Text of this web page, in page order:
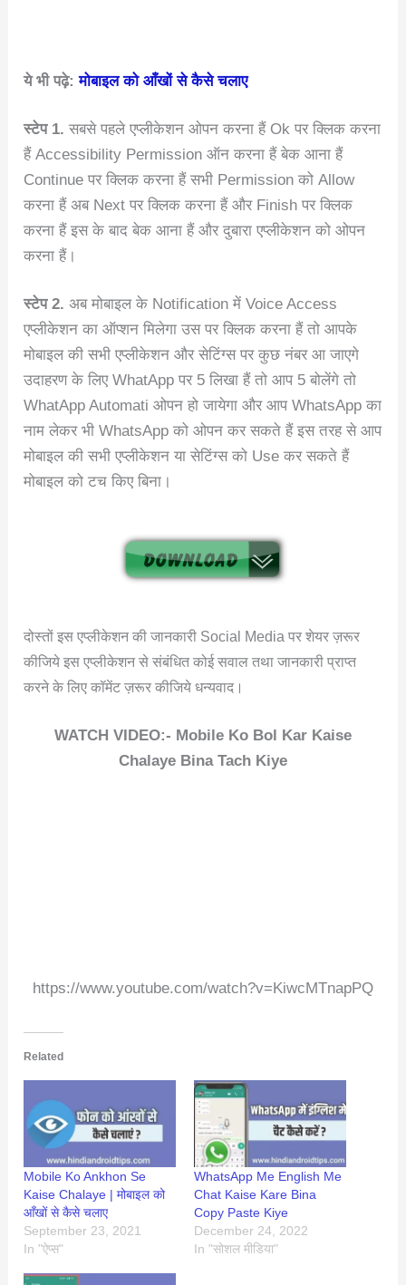
ये भी पढ़े:मोबाइल को आँखों से कैसे चलाए
स्टेप 1. सबसे पहले एप्लीकेशन ओपन करना हैं Ok पर क्लिक करना
हैं Accessibility Permission ऑन करना हैं बेक आना हैं
Continue पर क्लिक करना हैं सभी Permission को Allow
करना हैं अब Next पर क्लिक करना हैं और Finish पर क्लिक
करना हैं इस के बाद बेक आना हैं और दुबारा एप्लीकेशन को ओपन
करना हैं।
स्टेप 2. अब मोबाइल के Notification में Voice Access
एप्लीकेशन का ऑप्शन मिलेगा उस पर क्लिक करना हैं तो आपके
मोबाइल की सभी एप्लीकेशन और सेटिंग्स पर कुछ नंबर आ जाएगे
उदाहरण के लिए WhatApp पर 5 लिखा हैं तो आप 5 बोलेंगे तो
WhatApp Automati ओपन हो जायेगा और आप WhatsApp का
नाम लेकर भी WhatsApp को ओपन कर सकते हैं इस तरह से आप
मोबाइल की सभी एप्लीकेशन या सेटिंग्स को Use कर सकते हैं
मोबाइल को टच किए बिना।
दोस्तों इस एप्लीकेशन की जानकारी Social Media पर शेयर ज़रूर
कीजिये इस एप्लीकेशन से संबंधित कोई सवाल तथा जानकारी प्राप्त
करने के लिए कॉमेंट ज़रूर कीजिये धन्यवाद।
WATCH VIDEO:- Mobile Ko Bol Kar Kaise
Chalaye Bina Tach Kiye
https://www.youtube.com/watch?v=KiwcMTnapPQ
Related
Mobile Ko Ankhon Se
Kaise Chalaye | मोबाइल को
आँखों से कैसे चलाए
September 23, 2021
In "ऐप्स"
WhatsApp Me English Me
Chat Kaise Kare Bina
Copy Paste Kiye
December 24, 2022
In "सोशल मीडिया"